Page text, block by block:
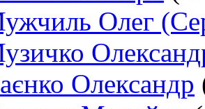
Олег
Олександр